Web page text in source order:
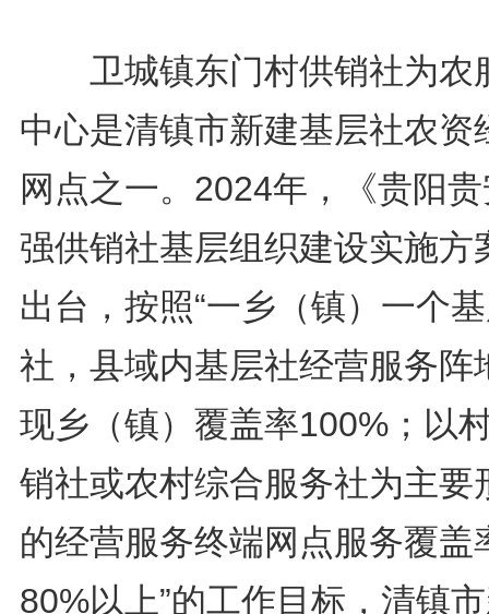
卫城镇东门村供销社为农
中心是清镇市新建基层社农资
网点之一。2024年，《贵阳
强供销社基层组织建设实施方
出台，按照“一乡（镇）一个
社，县域内基层社经营服务阵
现乡（镇）覆盖率100%；以
销社或农村综合服务社为主要
的经营服务终端网点服务覆盖
80%以上”的工作目标，清镇